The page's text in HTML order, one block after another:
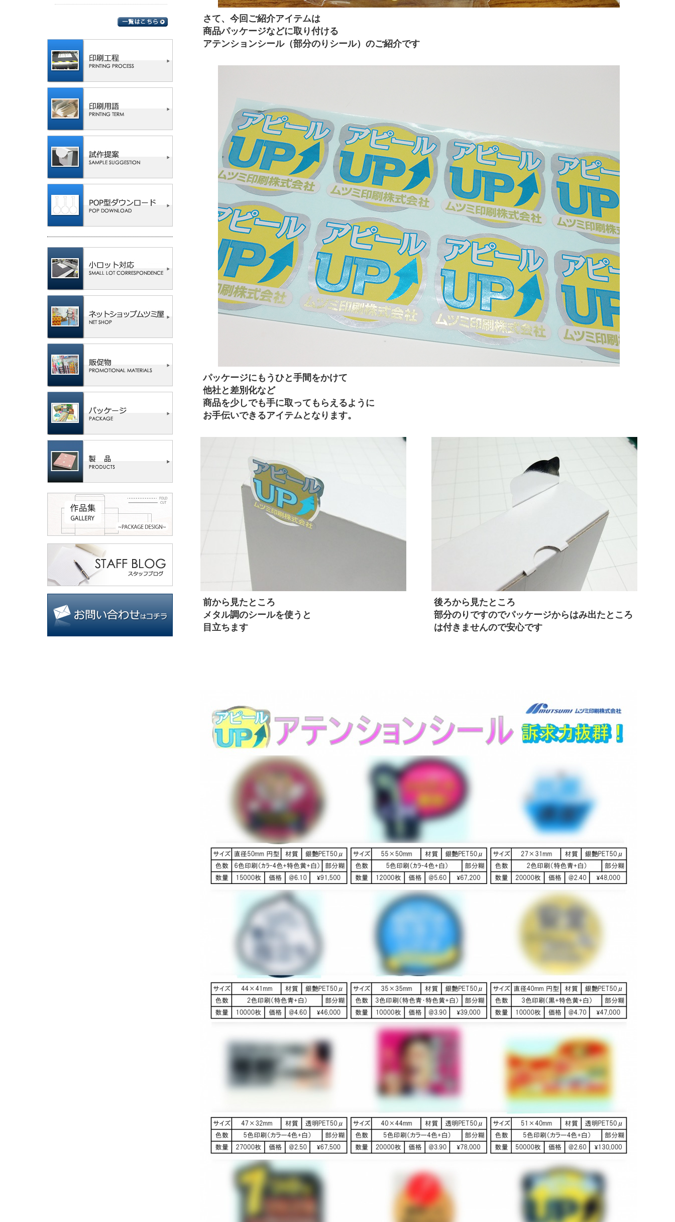
さて、今回ご紹介アイテムは
商品パッケージなどに取り付ける
アテンションシール（部分のりシール）のご紹介です
パッケージにもうひと手間をかけて
他社と差別化など
商品を少しでも手に取ってもらえるように
お手伝いできるアイテムとなります。
前から見たところ
メタル調のシールを使うと
目立ちます
後ろから見たところ
部分のりですのでパッケージからはみ出たところ
は付きませんので安心です